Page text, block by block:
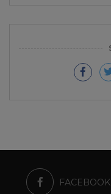
FACEBOOK